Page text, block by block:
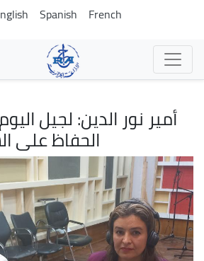
Skip
to
main
content
Spanish French
أمير نور الدين: لجيل
الحفاظ على
Image